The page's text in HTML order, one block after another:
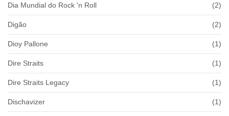
Dia Mundial do Rock 'n Roll (2)
Digão (2)
Dioy Pallone (1)
Dire Straits (1)
Dire Straits Legacy (1)
Dischavizer (1)